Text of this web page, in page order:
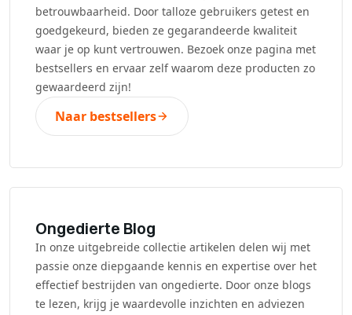
betrouwbaarheid. Door talloze gebruikers getest en
goedgekeurd, bieden ze gegarandeerde kwaliteit
waar je op kunt vertrouwen. Bezoek onze pagina met
bestsellers en ervaar zelf waarom deze producten zo
gewaardeerd zijn!
Naar bestsellers
Ongedierte Blog
In onze uitgebreide collectie artikelen delen wij met
passie onze diepgaande kennis en expertise over het
effectief bestrijden van ongedierte. Door onze blogs
te lezen, krijg je waardevolle inzichten en adviezen